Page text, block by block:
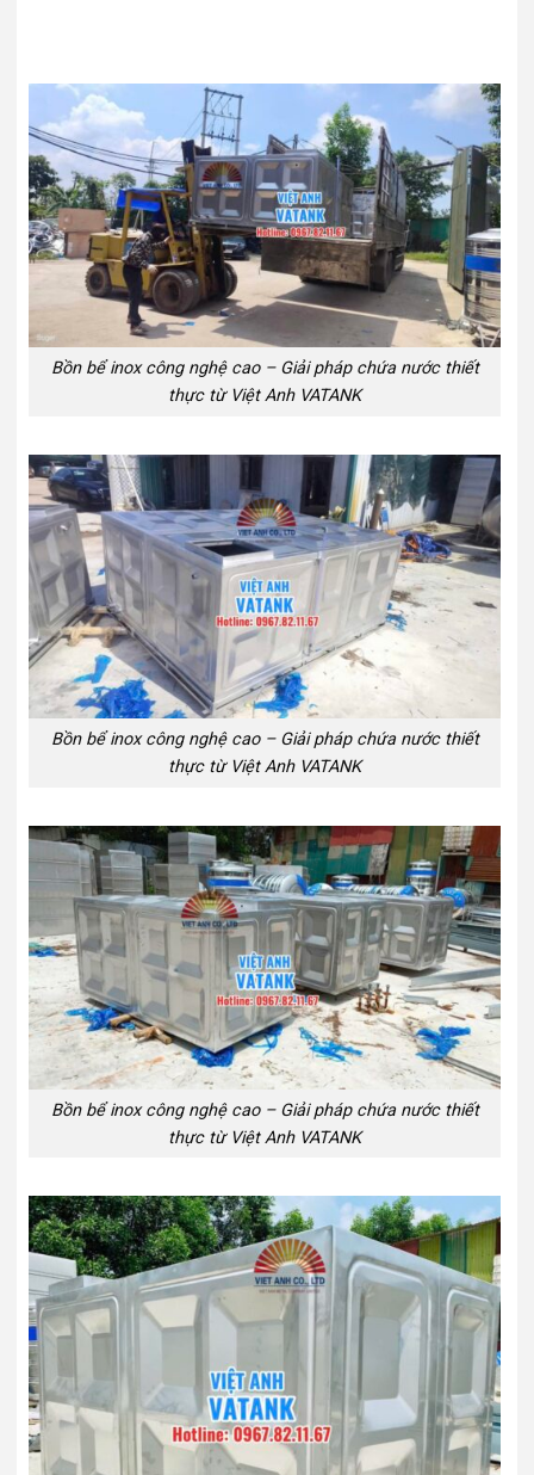
Bồn bể inox công nghệ cao – Giải pháp chứa nước thiết
thực từ Việt Anh VATANK
Bồn bể inox công nghệ cao – Giải pháp chứa nước thiết
thực từ Việt Anh VATANK
Bồn bể inox công nghệ cao – Giải pháp chứa nước thiết
thực từ Việt Anh VATANK